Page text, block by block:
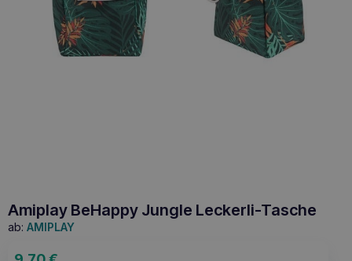
Amiplay BeHappy Jungle Leckerli-Tasche
ab: AMIPLAY